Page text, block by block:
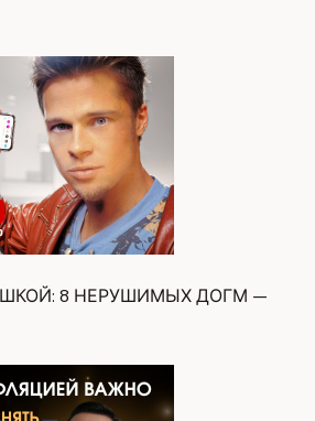
8 НЕРУШИМЫХ ДОГМ —